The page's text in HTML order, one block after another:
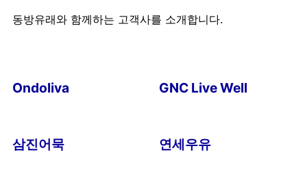
동방유래와 함께하는 고객사를 소개합니다.
Ondoliva GNC Live Well
삼진어묵 연세우유